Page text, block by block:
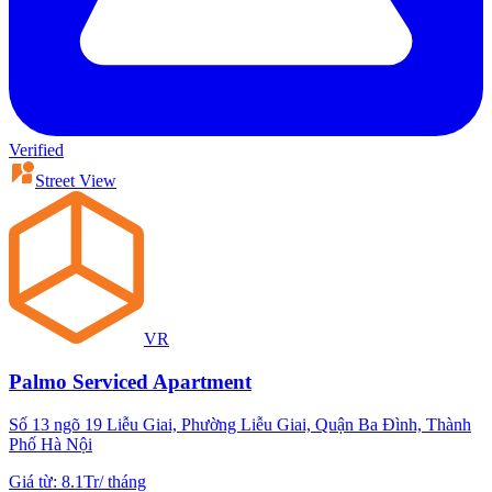
Verified
Street View
VR
Palmo Serviced Apartment
Số 13 ngõ 19 Liễu Giai, Phường Liễu Giai, Quận Ba Đình, Thành
Phố Hà Nội
Giá từ: 8.1Tr/tháng